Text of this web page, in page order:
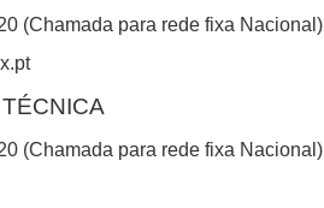
(Chamada para rede fixa Nacional)
(Chamada para rede fixa Nacional)